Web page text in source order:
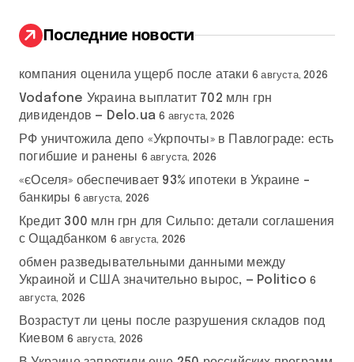
:
Последние новости
компания оценила ущерб после атаки 6 августа, 2026
Vodafone Украина выплатит 702 млн грн
дивидендов — Delo.ua 6 августа, 2026
РФ уничтожила депо «Укрпочты» в Павлограде: есть
погибшие и ранены 6 августа, 2026
«єОселя» обеспечивает 93% ипотеки в Украине –
банкиры 6 августа, 2026
Кредит 300 млн грн для Сильпо: детали соглашения
с Ощадбанком 6 августа, 2026
обмен разведывательными данными между
Украиной и США значительно вырос, — Politico 6
августа, 2026
Возрастут ли цены после разрушения складов под
Киевом 6 августа, 2026